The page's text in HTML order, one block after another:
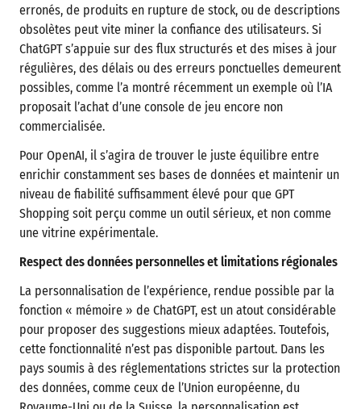
erronés, de produits en rupture de stock, ou de descriptions
obsolètes peut vite miner la confiance des utilisateurs. Si
ChatGPT s’appuie sur des flux structurés et des mises à jour
régulières, des délais ou des erreurs ponctuelles demeurent
possibles, comme l’a montré récemment un exemple où l’IA
proposait l’achat d’une console de jeu encore non
commercialisée.
Pour OpenAI, il s’agira de trouver le juste équilibre entre
enrichir constamment ses bases de données et maintenir un
niveau de fiabilité suffisamment élevé pour que GPT
Shopping soit perçu comme un outil sérieux, et non comme
une vitrine expérimentale.
Respect des données personnelles et limitations régionales
La personnalisation de l’expérience, rendue possible par la
fonction « mémoire » de ChatGPT, est un atout considérable
pour proposer des suggestions mieux adaptées. Toutefois,
cette fonctionnalité n’est pas disponible partout. Dans les
pays soumis à des réglementations strictes sur la protection
des données, comme ceux de l’Union européenne, du